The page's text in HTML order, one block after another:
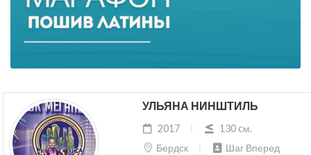
УЛЬЯНА НИНШТИЛЬ
2017
130 cм.
Бердск
Шаг Вперед